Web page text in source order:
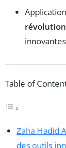
Table of
Zaha Hadid
des outils